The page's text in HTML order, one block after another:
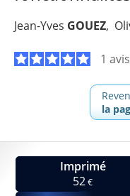
Jean-Yves GOUEZ
1 avis
la
Imprimé
52€